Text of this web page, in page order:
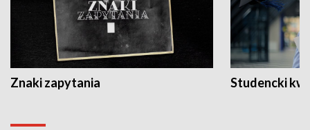
Znaki zapytania Studencki